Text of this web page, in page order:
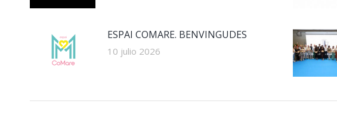
ESPAI COMARE. BENVINGUDES
10 julio 2026